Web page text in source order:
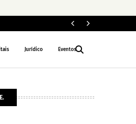
Jurídico Eventos